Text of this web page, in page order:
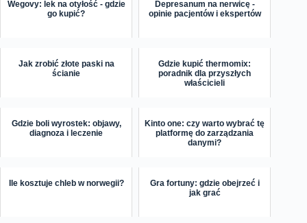
Wegovy: lek na otyłość - gdzie
go kupić?
Depresanum na nerwicę -
opinie pacjentów i ekspertów
Jak zrobić złote paski na
ścianie
Gdzie kupić thermomix:
poradnik dla przyszłych
właścicieli
Gdzie boli wyrostek: objawy,
diagnoza i leczenie
Kinto one: czy warto wybrać tę
platformę do zarządzania
danymi?
Ile kosztuje chleb w norwegii?
Gra fortuny: gdzie obejrzeć i
jak grać